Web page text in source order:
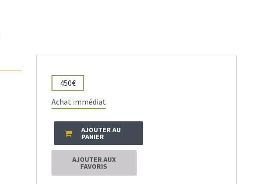
450€
Achat immédiat
AJOUTER AU
PANIER
AJOUTER AUX
FAVORIS